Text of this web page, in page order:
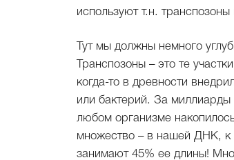
используют т.н.
Тут мы должны немного
Транспозоны – это те
когда-то в древности
или бактерий. За миллиарды
любом организме
множество – в нашей ДНК, к
занимают 45% ее длины!